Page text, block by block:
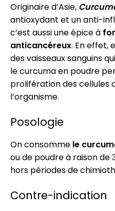
Originaire d’Asie,
antioxydant et un anti-
c’est aussi une épice à
anticancéreux. En effet,
des vaisseaux sanguins
le curcuma en poudre
prolifération des cellules
l’organisme.
Posologie
On consomme le
ou de poudre à raison de
hors périodes de
Contre-indication